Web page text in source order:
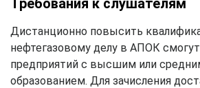
Требования к слушателям
Дистанционно повысить
нефтегазовому делу в АПОК
предприятий с высшим или
образованием. Для зачисления